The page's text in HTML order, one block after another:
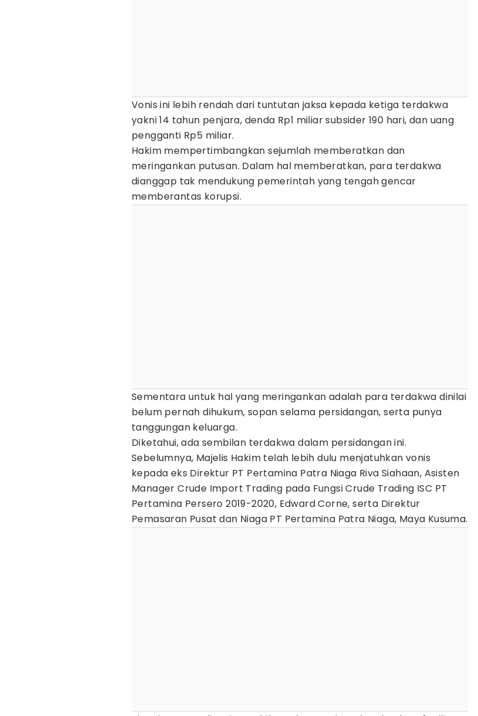
Vonis ini lebih rendah dari tuntutan jaksa kepada ketiga terdakwa
yakni 14 tahun penjara, denda Rp1 miliar subsider 190 hari, dan uang
pengganti Rp5 miliar.
Hakim mempertimbangkan sejumlah memberatkan dan
meringankan putusan. Dalam hal memberatkan, para terdakwa
dianggap tak mendukung pemerintah yang tengah gencar
memberantas korupsi.
Sementara untuk hal yang meringankan adalah para terdakwa dinilai
belum pernah dihukum, sopan selama persidangan, serta punya
tanggungan keluarga.
Diketahui, ada sembilan terdakwa dalam persidangan ini.
Sebelumnya, Majelis Hakim telah lebih dulu menjatuhkan vonis
kepada eks Direktur PT Pertamina Patra Niaga Riva Siahaan, Asisten
Manager Crude Import Trading pada Fungsi Crude Trading ISC PT
Pertamina Persero 2019-2020, Edward Corne, serta Direktur
Pemasaran Pusat dan Niaga PT Pertamina Patra Niaga, Maya Kusuma.